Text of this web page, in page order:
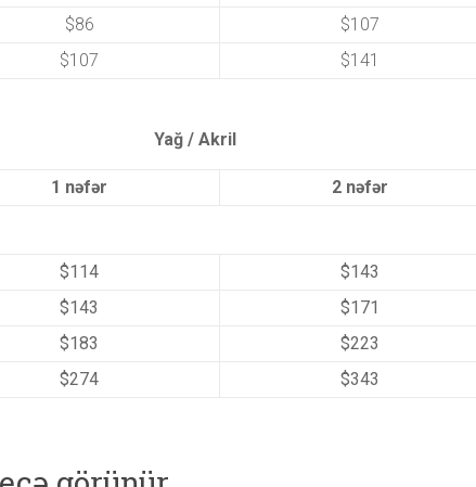
$86 $107
$107 $141
Yağ / Akril
1 nəfər 2 nəfər
$114 $143
$143 $171
$183 $223
$274 $343